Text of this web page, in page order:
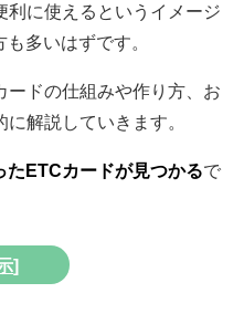
利に使えるというイメージ
多いはずです。
ードの仕組みや作り方、お
解説していきます。
たETCカードが見つかるで
]